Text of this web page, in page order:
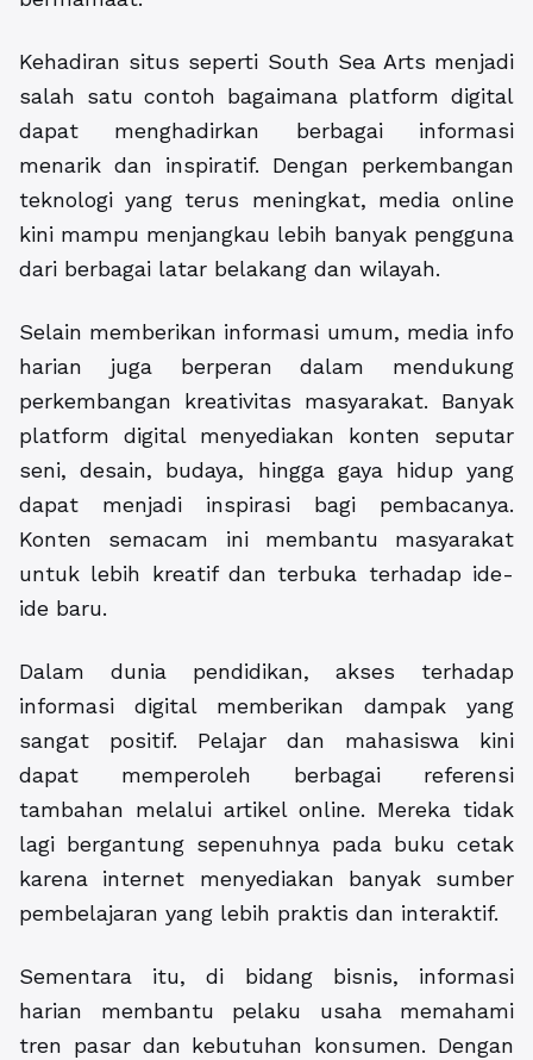
Kehadiran situs seperti South Sea Arts menjadi
salah satu contoh bagaimana platform digital
dapat menghadirkan berbagai informasi
menarik dan inspiratif. Dengan perkembangan
teknologi yang terus meningkat, media online
kini mampu menjangkau lebih banyak pengguna
dari berbagai latar belakang dan wilayah.
Selain memberikan informasi umum, media info
harian juga berperan dalam mendukung
perkembangan kreativitas masyarakat. Banyak
platform digital menyediakan konten seputar
seni, desain, budaya, hingga gaya hidup yang
dapat menjadi inspirasi bagi pembacanya.
Konten semacam ini membantu masyarakat
untuk lebih kreatif dan terbuka terhadap ide-
ide baru.
Dalam dunia pendidikan, akses terhadap
informasi digital memberikan dampak yang
sangat positif. Pelajar dan mahasiswa kini
dapat memperoleh berbagai referensi
tambahan melalui artikel online. Mereka tidak
lagi bergantung sepenuhnya pada buku cetak
karena internet menyediakan banyak sumber
pembelajaran yang lebih praktis dan interaktif.
Sementara itu, di bidang bisnis, informasi
harian membantu pelaku usaha memahami
tren pasar dan kebutuhan konsumen. Dengan